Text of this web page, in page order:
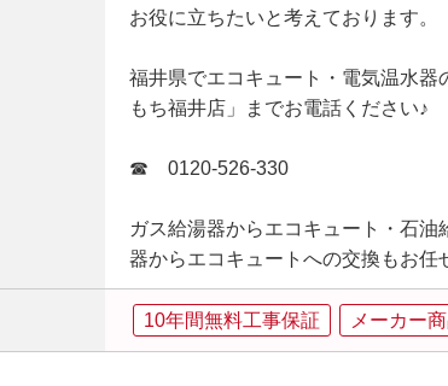
お役に立ちたいと考えております。
福井県でエコキュート・電気温水
もち福井店」までお電話ください♪
☎ 0120-526-330
ガス給湯器からエコキュート・石
器からエコキュートへの交換もお任
10年間無料工事保証 メーカー